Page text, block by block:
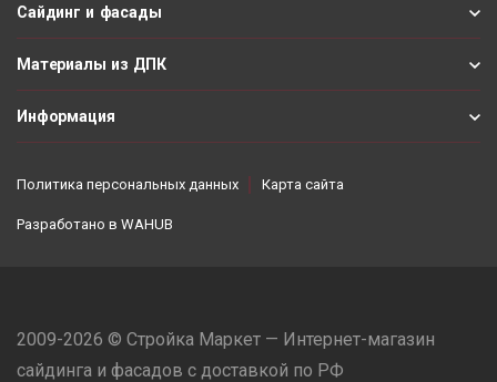
Сайдинг и фасады
Материалы из ДПК
Информация
Политика персональных данных Карта сайта
Разработано в WAHUB
2009-2026 © Стройка Маркет — Интернет-магазин
сайдинга и фасадов с доставкой по РФ